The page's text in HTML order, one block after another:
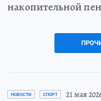
накопительной
НОВОСТИ СПОРТ 21 мая